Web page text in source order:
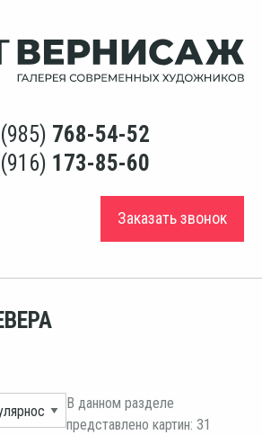
768-54-52
173-85-60
Заказать звонок
В данном разделе
представлено картин: 31